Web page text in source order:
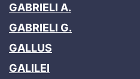
GABRIELI A.
GABRIELI G.
GALLUS
GALILEI